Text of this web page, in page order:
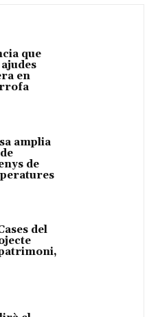
que
en
amplia
de
del